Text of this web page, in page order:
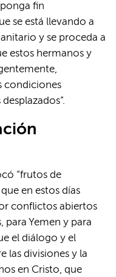
fin
se está llevando a
y se proceda a
estos hermanos y
condiciones
“frutos de
en estos días
conflictos abiertos
para Yemen y para
el diálogo y el
las divisiones y la
en Cristo, que